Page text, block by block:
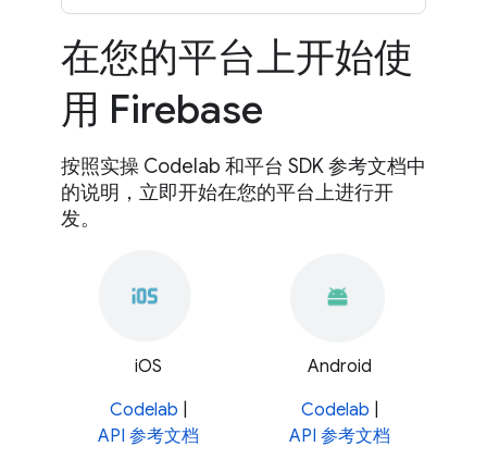
在您的平台上开始使
用 Firebase
按照实操 Codelab 和平台 SDK 参考文档中
的说明，立即开始在您的平台上进行开
发。
iOS
Codelab
API 参考文档
Android
Codelab
API 参考文档